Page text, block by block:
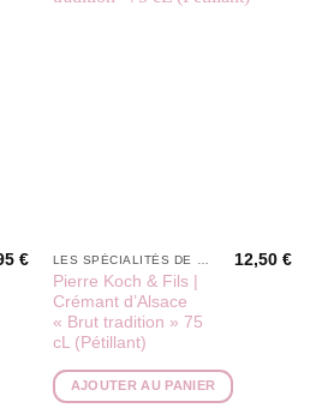
€ LES SPÉCIALITÉS DE PÉPÉ
Pierre Koch & Fils |
Crémant d’Alsace
« Brut tradition » 75
cL (Pétillant)
12,50€
AJOUTER AU PANIER